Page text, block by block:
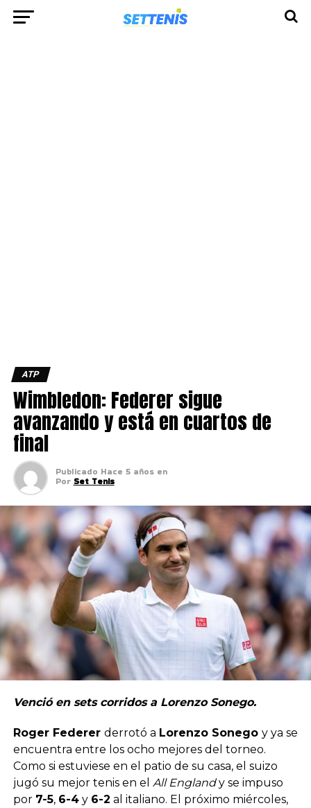
ATP
Wimbledon: Federer sigue
avanzando y está en cuartos de
final
Publicado Hace 5 años en
Por Set Tenis
Venció en sets corridos a Lorenzo Sonego.
Roger Federer derrotó a Lorenzo Sonego y ya se
encuentra entre los ocho mejores del torneo.
Como si estuviese en el patio de su casa, el suizo
jugó su mejor tenis en el All Englandy se impuso
por 7-5, 6-4y 6-2 al italiano. El próximo miércoles,